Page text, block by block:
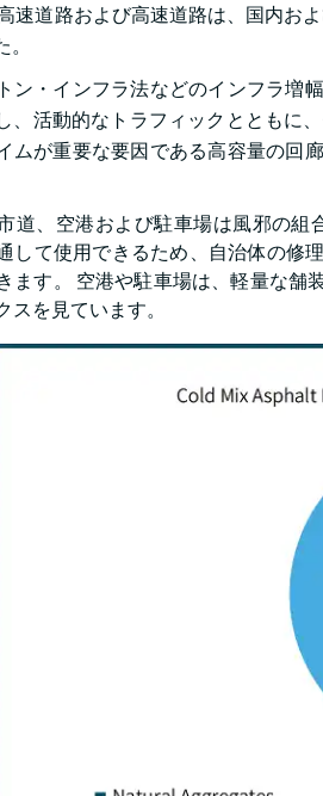
速道路および高速道路は、国内お
ン・インフラ法などのインフラ増
、活動的なトラフィックとともに
ムが重要な要因である高容量の回
道、空港および駐車場は風邪の
して使用できるため、自治体の修
ます。 空港や駐車場は、軽量な舗
スを見ています。